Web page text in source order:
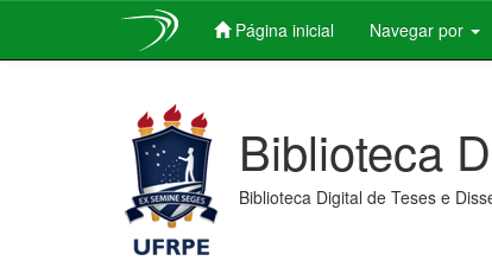
Página inicial Navegar por
Biblioteca
Biblioteca Digital de Teses e